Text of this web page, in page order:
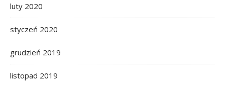
luty 2020
styczeń 2020
grudzień 2019
listopad 2019